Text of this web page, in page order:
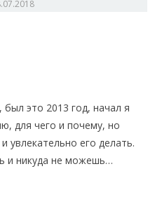
это 2013 год, начал я
для чего и почему, но
увлекательно его делать.
и никуда не можешь…